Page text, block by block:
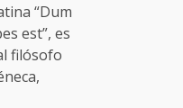
“Dum
est”, es
filósofo